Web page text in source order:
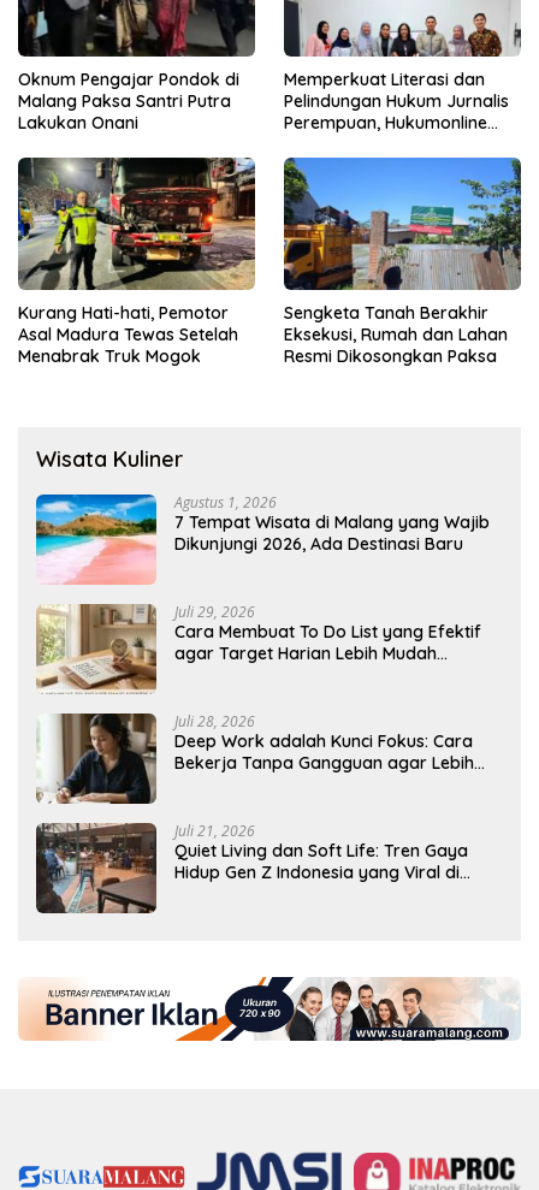
Oknum Pengajar Pondok di
Malang Paksa Santri Putra
Lakukan Onani
Memperkuat Literasi dan
Pelindungan Hukum Jurnalis
Perempuan, Hukumonline
Gratis
Kurang Hati-hati, Pemotor
Asal Madura Tewas Setelah
Menabrak Truk Mogok
Sengketa Tanah Berakhir
Eksekusi, Rumah dan Lahan
Resmi Dikosongkan Paksa
Wisata Kuliner
Agustus 1, 2026
7 Tempat Wisata di Malang yang Wajib
Dikunjungi 2026, Ada Destinasi Baru
Juli 29, 2026
Cara Membuat To Do List yang Efektif
agar Target Harian Lebih Mudah
Juli 28, 2026
Deep Work adalah Kunci Fokus: Cara
Bekerja Tanpa Gangguan agar Lebih
Juli 21, 2026
Quiet Living dan Soft Life: Tren Gaya
Hidup Gen Z Indonesia yang Viral di